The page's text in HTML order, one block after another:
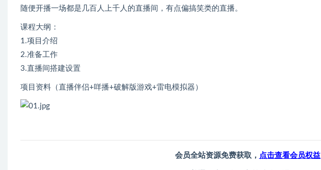
随便开播一场都是几百人上千人的直播间，有点偏搞笑类的直播。
课程大纲：
1.项目介绍
2.准备工作
3.直播间搭建设置
项目资料（直播伴侣+咩播+破解版游戏+雷电模拟器）
会员全站资源免费获取， 点击查看会员权益